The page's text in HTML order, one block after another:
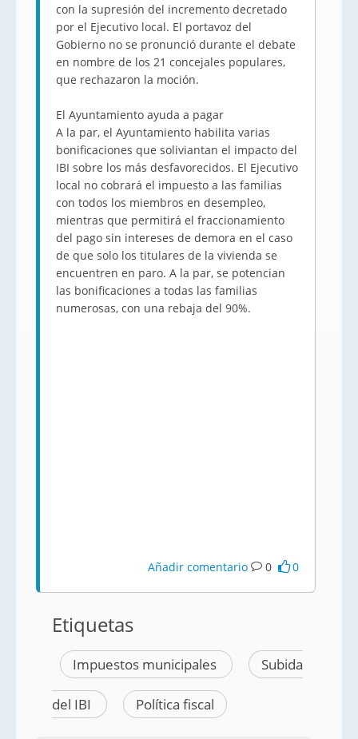
con la supresión del incremento decretado
por el Ejecutivo local. El portavoz del
Gobierno no se pronunció durante el debate
en nombre de los 21 concejales populares,
que rechazaron la moción.
El Ayuntamiento ayuda a pagar
A la par, el Ayuntamiento habilita varias
bonificaciones que soliviantan el impacto del
IBI sobre los más desfavorecidos. El Ejecutivo
local no cobrará el impuesto a las familias
con todos los miembros en desempleo,
mientras que permitirá el fraccionamiento
del pago sin intereses de demora en el caso
de que solo los titulares de la vivienda se
encuentren en paro. A la par, se potencian
las bonificaciones a todas las familias
numerosas, con una rebaja del 90%.
Añadir comentario 0 0
Etiquetas
Impuestos municipales Subida
del IBI Política fiscal